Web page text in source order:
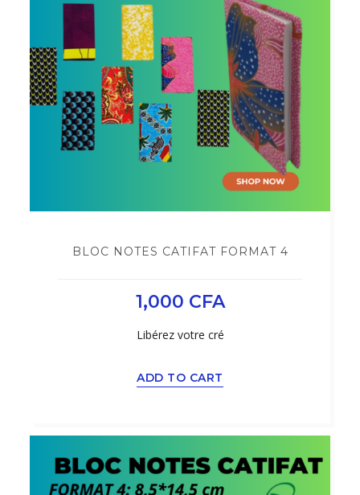
BLOC NOTES CATIFAT FORMAT 4
1,000 CFA
Libérez votre cré
ADD TO CART